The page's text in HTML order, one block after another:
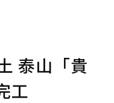
泰山「貴
工